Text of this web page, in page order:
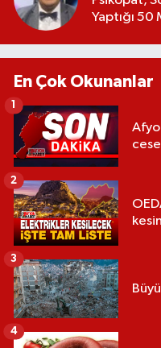
Yaptığı 50
En Çok Okunanlar
1
2
3
4